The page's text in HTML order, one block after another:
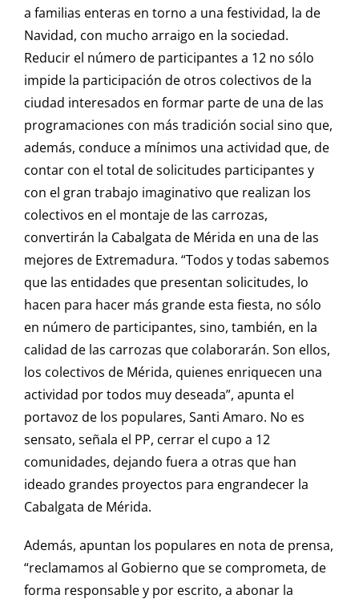
a familias enteras en torno a una festividad, la de
Navidad, con mucho arraigo en la sociedad.
Reducir el número de participantes a 12 no sólo
impide la participación de otros colectivos de la
ciudad interesados en formar parte de una de las
programaciones con más tradición social sino que,
además, conduce a mínimos una actividad que, de
contar con el total de solicitudes participantes y
con el gran trabajo imaginativo que realizan los
colectivos en el montaje de las carrozas,
convertirán la Cabalgata de Mérida en una de las
mejores de Extremadura. “Todos y todas sabemos
que las entidades que presentan solicitudes, lo
hacen para hacer más grande esta fiesta, no sólo
en número de participantes, sino, también, en la
calidad de las carrozas que colaborarán. Son ellos,
los colectivos de Mérida, quienes enriquecen una
actividad por todos muy deseada”, apunta el
portavoz de los populares, Santi Amaro. No es
sensato, señala el PP, cerrar el cupo a 12
comunidades, dejando fuera a otras que han
ideado grandes proyectos para engrandecer la
Cabalgata de Mérida.
Además, apuntan los populares en nota de prensa,
“reclamamos al Gobierno que se comprometa, de
forma responsable y por escrito, a abonar la